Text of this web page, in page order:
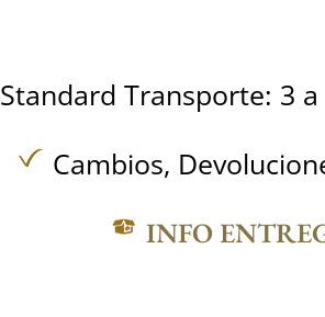
Standard Transporte: 3
Cambios,
INFO